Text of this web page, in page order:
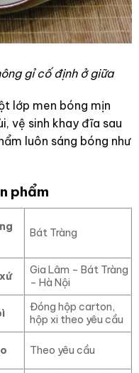
gỉ cố định ở giữa
lớp men bóng mịn
vệ sinh khay đĩa sau
luôn sáng bóng như
phẩm
Bát Tràng
Gia Lâm – Bát Tràng
– Hà Nội
Đóng hộp carton,
hộp xi theo yêu cầu
Theo yêu cầu